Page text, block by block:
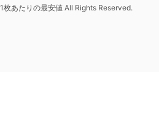
あたりの最安値 All Rights Reserved.